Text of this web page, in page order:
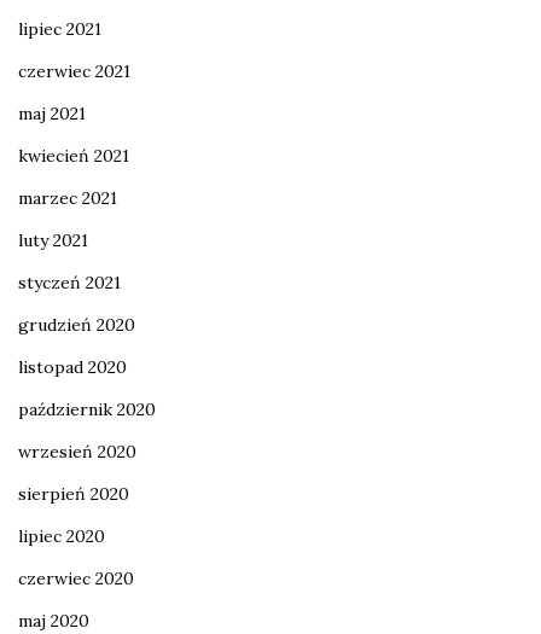
lipiec 2021
czerwiec 2021
maj 2021
kwiecień 2021
marzec 2021
luty 2021
styczeń 2021
grudzień 2020
listopad 2020
październik 2020
wrzesień 2020
sierpień 2020
lipiec 2020
czerwiec 2020
maj 2020